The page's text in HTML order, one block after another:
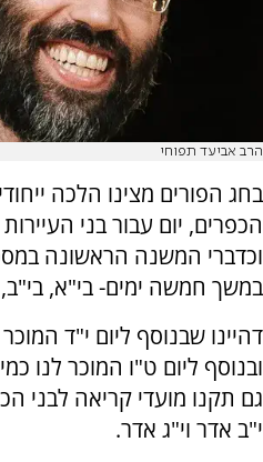
הרב אביעד תפוחי
בחג הפורים מצינו הלכה
הכפרים, יום עבור בני
וכדברי המשנה הראשונה
במשך חמשה ימים- בי"א, בי"ב,
דהיינו שבנוסף ליום י"ד
ובנוסף ליום ט"ו המוכר לנו
גם תקנו מועדי קריאה לבני
י"ב אדר וי"ג אדר.